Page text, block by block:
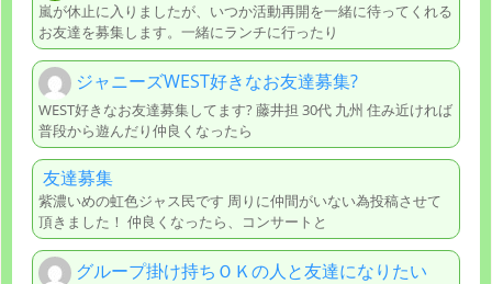
嵐が休止に入りましたが、いつか活動再開を一緒に待ってくれる
お友達を募集します。一緒にランチに行ったり
ジャニーズWEST好きなお友達募集?
WEST好きなお友達募集してます? 藤井担 30代 九州 住み近ければ
普段から遊んだり仲良くなったら
友達募集
紫濃いめの虹色ジャス民です 周りに仲間がいない為投稿させて
頂きました！ 仲良くなったら、コンサートと
グループ掛け持ちＯＫの人と友達になりたい